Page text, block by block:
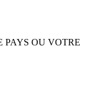
PAYS OU VOTRE